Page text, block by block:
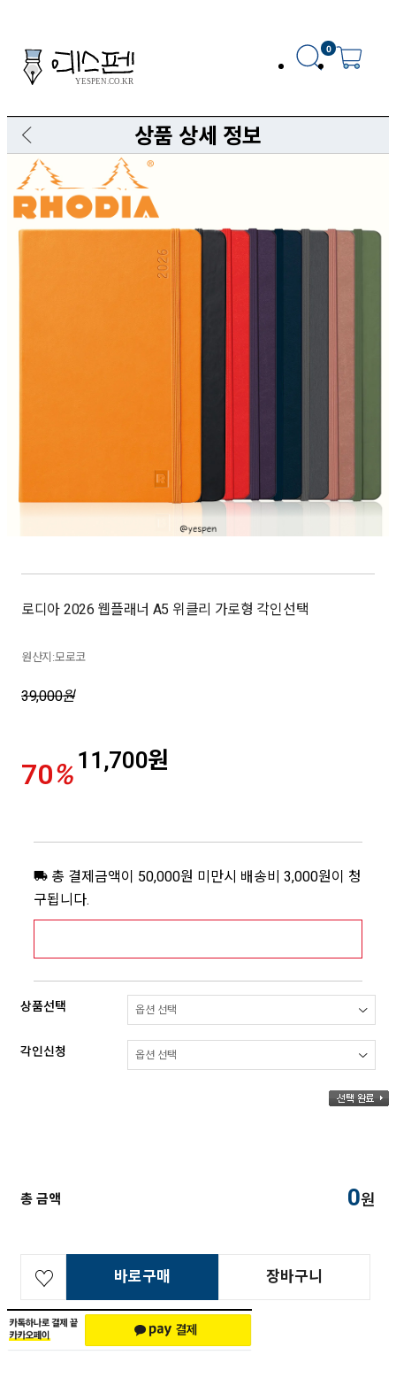
0
상품 상세 정보
로디아 2026 웹플래너 A5 위클리 가로형 각인선택
원산지:모로코
39,000원
70%11,700원
총 결제금액이 50,000원 미만시 배송비 3,000원이 청
구됩니다.
상품선택
각인신청
총 금액 0원
바로구매 장바구니